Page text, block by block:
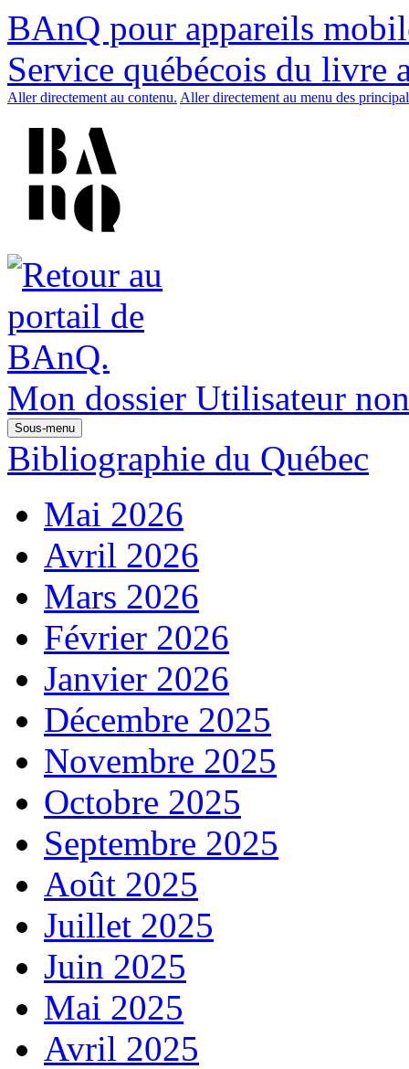
BAnQ pour appareils
Service québécois du livre
Aller directement au contenu. Aller directement au menu des
Mon dossier Utilisateur
Sous-menu
Bibliographie du Québec
Mai 2026
Avril 2026
Mars 2026
Février 2026
Janvier 2026
Décembre 2025
Novembre 2025
Octobre 2025
Septembre 2025
Août 2025
Juillet 2025
Juin 2025
Mai 2025
Avril 2025